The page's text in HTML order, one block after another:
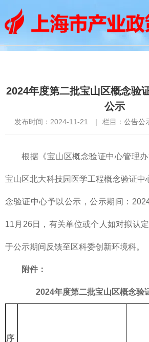
2024年度第二批宝山区概念验
公示
发布时间：2024-11-21 | 栏目： 公告公
根据《宝山区概念验证中心管理
宝山区北大科技园医学工程概念验证中
念验证中心予以公示，公示期间：
11月26日，有关单位或个人如对拟认
于公示期间反馈至区科委创新环境科。
附件：
2024年度第二批宝山区概念验
序